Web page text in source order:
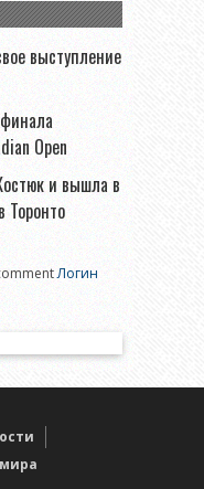
выступление
Open
и вышла в
Торонто
Логин